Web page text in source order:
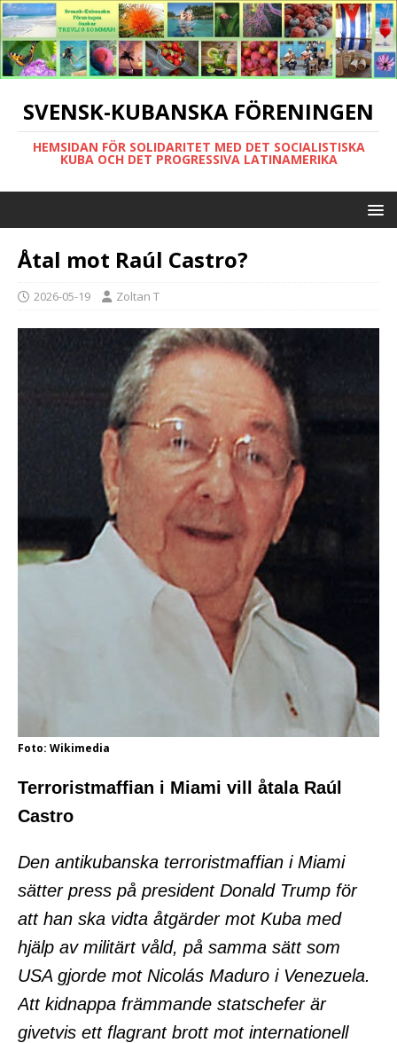
SVENSK-KUBANSKA FÖRENINGEN
HEMSIDAN FÖR SOLIDARITET MED DET SOCIALISTISKA
KUBA OCH DET PROGRESSIVA LATINAMERIKA
Åtal mot Raúl Castro?
2026-05-19 Zoltan T
Foto: Wikimedia
Terroristmaffian i Miami vill åtala Raúl
Castro
Den antikubanska terroristmaffian i Miami
sätter press på president Donald Trump för
att han ska vidta åtgärder mot Kuba med
hjälp av militärt våld, på samma sätt som
USA gjorde mot Nicolás Maduro i Venezuela.
Att kidnappa främmande statschefer är
givetvis ett flagrant brott mot internationell